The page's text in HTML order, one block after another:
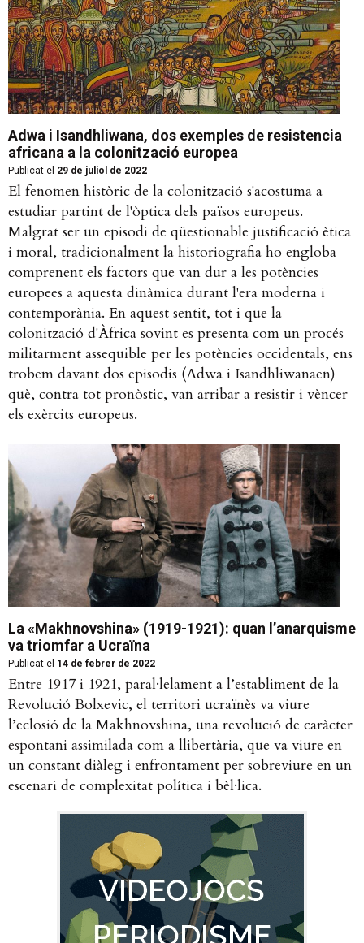
Adwa i Isandhliwana, dos exemples de resistencia
africana a la colonització europea
Publicat el 29 de juliol de 2022
El fenomen històric de la colonització s'acostuma a
estudiar partint de l'òptica dels països europeus.
Malgrat ser un episodi de qüestionable justificació ètica
i moral, tradicionalment la historiografia ho engloba
comprenent els factors que van dur a les potències
europees a aquesta dinàmica durant l'era moderna i
contemporània. En aquest sentit, tot i que la
colonització d'Àfrica sovint es presenta com un procés
militarment assequible per les potències occidentals, ens
trobem davant dos episodis (Adwa i Isandhliwanaen)
què, contra tot pronòstic, van arribar a resistir i vèncer
els exèrcits europeus.
La «Makhnovshina» (1919-1921): quan l’anarquisme
va triomfar a Ucraïna
Publicat el 14 de febrer de 2022
Entre 1917 i 1921, paral·lelament a l’establiment de la
Revolució Bolxevic, el territori ucraïnès va viure
l’eclosió de la Makhnovshina, una revolució de caràcter
espontani assimilada com a llibertària, que va viure en
un constant diàleg i enfrontament per sobreviure en un
escenari de complexitat política i bèl·lica.